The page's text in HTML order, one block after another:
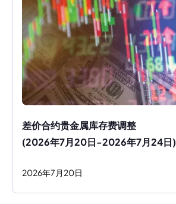
差价合约贵金属库存费调整
(2026年7月20日-2026年7月24日)
2026年7 月 20日